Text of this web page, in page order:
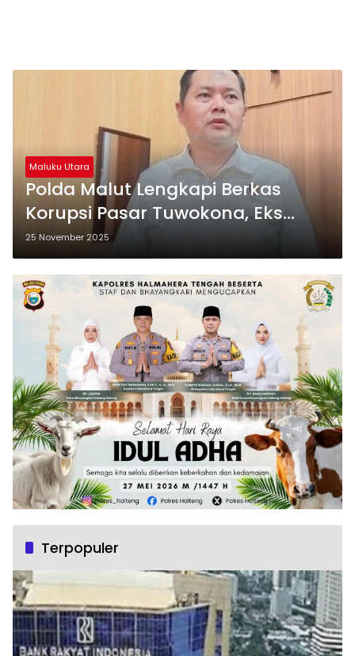
Maluku Utara
Polda Malut Lengkapi Berkas
Korupsi Pasar Tuwokona, Eks
Kadis Perkim Halsel dkk Segera
Dieksekusi
25 November 2025
Terpopuler